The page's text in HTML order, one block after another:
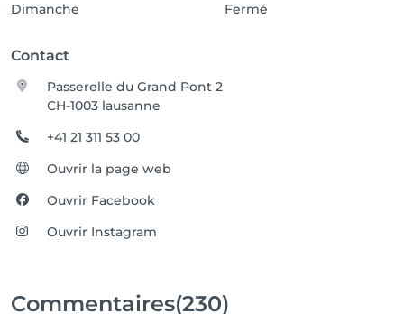
Dimanche
Fermé
Contact
Passerelle du Grand Pont 2
CH-1003 lausanne
+41 21 311 53 00
Ouvrir la page web
Ouvrir Facebook
Ouvrir Instagram
Commentaires(230)